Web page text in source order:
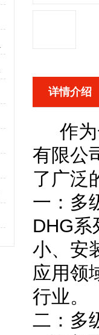
详情介绍
作为
有限公
了广泛
一： 多
DHG系
小、安
应用领
行业。
二： 多